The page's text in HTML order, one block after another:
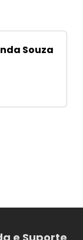
Souza